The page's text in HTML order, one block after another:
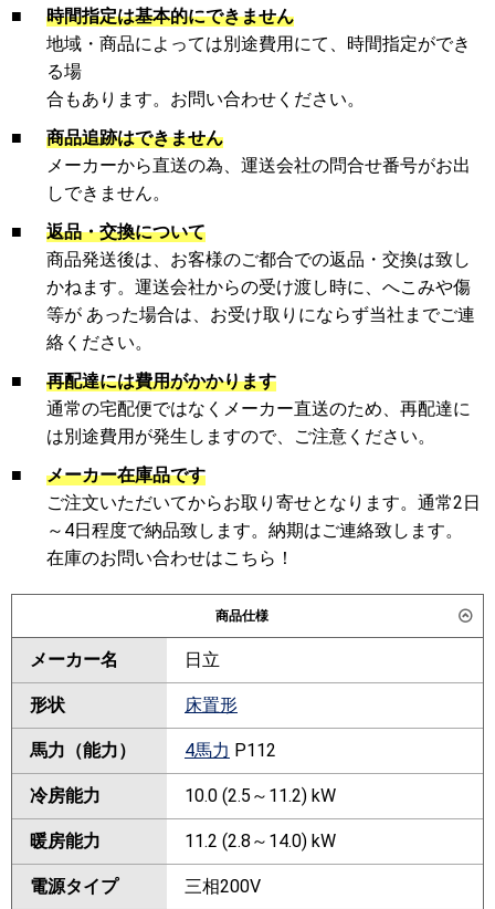
■
時間指定は基本的にできません
地域・商品によっては別途費用にて、時間指定ができ
る場
合もあります。お問い合わせください。
■
商品追跡はできません
メーカーから直送の為、運送会社の問合せ番号がお出
しできません。
■
返品・交換について
商品発送後は、お客様のご都合での返品・交換は致し
かねます。運送会社からの受け渡し時に、へこみや傷
等が あった場合は、お受け取りにならず当社までご連
絡ください。
■
再配達には費用がかかります
通常の宅配便ではなくメーカー直送のため、再配達に
は別途費用が発生しますので、ご注意ください。
■
メーカー在庫品です
ご注文いただいてからお取り寄せとなります。通常2日
～4日程度で納品致します。納期はご連絡致します。
在庫のお問い合わせはこちら！
商品仕様
メーカー名 日立
形状 床置形
馬力（能力） 4馬力 P112
冷房能力 10.0 (2.5～11.2) kW
暖房能力 11.2 (2.8～14.0) kW
電源タイプ 三相200V